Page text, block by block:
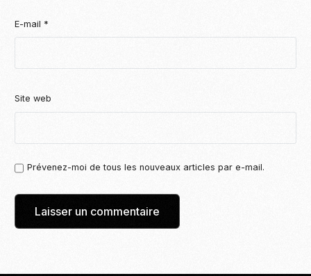
E-mail *
Site web
Prévenez-moi de tous les nouveaux articles par e-mail.